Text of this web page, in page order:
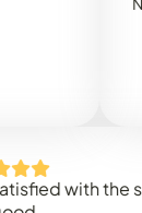
with the service